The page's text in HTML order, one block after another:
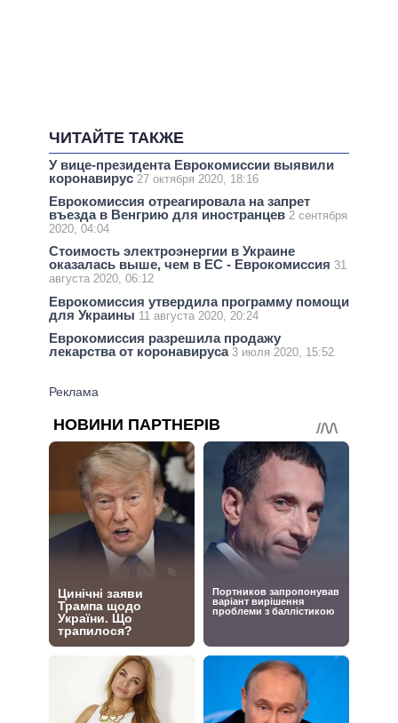
ЧИТАЙТЕ ТАКЖЕ
У вице-президента Еврокомиссии выявили
коронавирус 27 октября 2020, 18:16
Еврокомиссия отреагировала на запрет
въезда в Венгрию для иностранцев 2 сентября
2020, 04:04
Стоимость электроэнергии в Украине
оказалась выше, чем в ЕС - Еврокомиссия 31
августа 2020, 06:12
Еврокомиссия утвердила программу помощи
для Украины 11 августа 2020, 20:24
Еврокомиссия разрешила продажу
лекарства от коронавируса 3 июля 2020, 15:52